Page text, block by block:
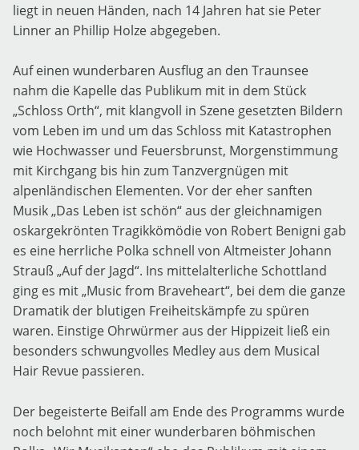
liegt in neuen Händen, nach 14 Jahren hat sie Peter
Linner an Phillip Holze abgegeben.
Auf einen wunderbaren Ausflug an den Traunsee
nahm die Kapelle das Publikum mit in dem Stück
„Schloss Orth“, mit klangvoll in Szene gesetzten Bildern
vom Leben im und um das Schloss mit Katastrophen
wie Hochwasser und Feuersbrunst, Morgenstimmung
mit Kirchgang bis hin zum Tanzvergnügen mit
alpenländischen Elementen. Vor der eher sanften
Musik „Das Leben ist schön“ aus der gleichnamigen
oskargekrönten Tragikkömödie von Robert Benigni gab
es eine herrliche Polka schnell von Altmeister Johann
Strauß „Auf der Jagd“. Ins mittelalterliche Schottland
ging es mit „Music from Braveheart“, bei dem die ganze
Dramatik der blutigen Freiheitskämpfe zu spüren
waren. Einstige Ohrwürmer aus der Hippizeit ließ ein
besonders schwungvolles Medley aus dem Musical
Hair Revue passieren.
Der begeisterte Beifall am Ende des Programms wurde
noch belohnt mit einer wunderbaren böhmischen